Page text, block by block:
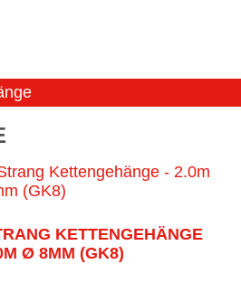
KETTENGEHÄNGE
Ø 8MM (GK8)